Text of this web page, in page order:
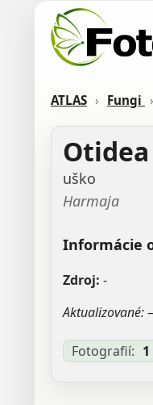
ATLAS › Fungi ›
uško
Harmaja
Informácie
Zdroj: -
Aktualizované:
Fotografií: 1